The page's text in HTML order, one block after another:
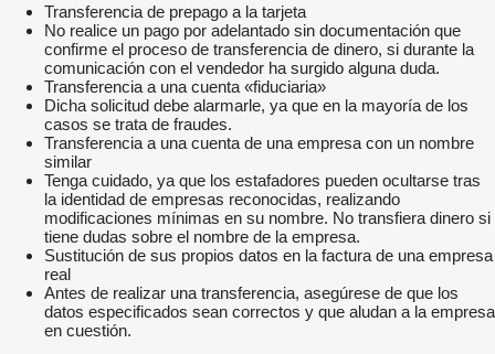
Transferencia de prepago a la tarjeta
No realice un pago por adelantado sin documentación que
confirme el proceso de transferencia de dinero, si durante la
comunicación con el vendedor ha surgido alguna duda.
Transferencia a una cuenta «fiduciaria»
Dicha solicitud debe alarmarle, ya que en la mayoría de los
casos se trata de fraudes.
Transferencia a una cuenta de una empresa con un nombre
similar
Tenga cuidado, ya que los estafadores pueden ocultarse tras
la identidad de empresas reconocidas, realizando
modificaciones mínimas en su nombre. No transfiera dinero si
tiene dudas sobre el nombre de la empresa.
Sustitución de sus propios datos en la factura de una empresa
real
Antes de realizar una transferencia, asegúrese de que los
datos especificados sean correctos y que aludan a la empresa
en cuestión.